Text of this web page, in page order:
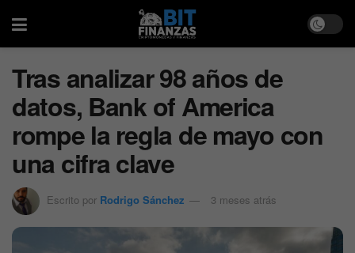
Tras analizar 98 años de
datos, Bank of America
rompe la regla de mayo con
una cifra clave
Escrito por Rodrigo Sánchez 3 meses atrás